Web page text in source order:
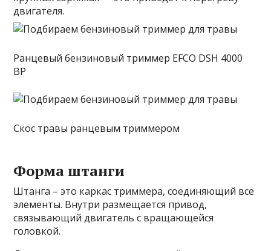
двигателя.
Ранцевый бензиновый триммер EFCO DSH 4000
BP
Скос травы ранцевым триммером
Форма штанги
Штанга – это каркас триммера, соединяющий все
элементы. Внутри размещается привод,
связывающий двигатель с вращающейся
головкой.